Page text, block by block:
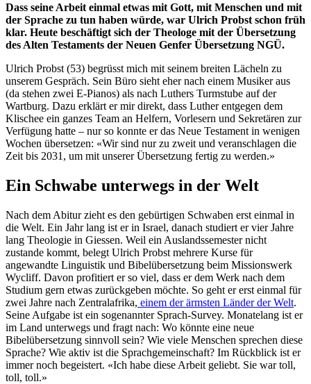
Dass seine Arbeit einmal etwas mit Gott, mit Menschen und mit
der Sprache zu tun haben würde, war Ulrich Probst schon früh
klar. Heute beschäftigt sich der Theologe mit der Übersetzung
des Alten Testaments der Neuen Genfer Übersetzung NGÜ.
Ulrich Probst (53) begrüsst mich mit seinem breiten Lächeln zu
unserem Gespräch. Sein Büro sieht eher nach einem Musiker aus
(da stehen zwei E-Pianos) als nach Luthers Turmstube auf der
Wartburg. Dazu erklärt er mir direkt, dass Luther entgegen dem
Klischee ein ganzes Team an Helfern, Vorlesern und Sekretären zur
Verfügung hatte – nur so konnte er das Neue Testament in wenigen
Wochen übersetzen: «Wir sind nur zu zweit und veranschlagen die
Zeit bis 2031, um mit unserer Übersetzung fertig zu werden.»
Ein Schwabe unterwegs in der Welt
Nach dem Abitur zieht es den gebürtigen Schwaben erst einmal in
die Welt. Ein Jahr lang ist er in Israel, danach studiert er vier Jahre
lang Theologie in Giessen. Weil ein Auslandssemester nicht
zustande kommt, belegt Ulrich Probst mehrere Kurse für
angewandte Linguistik und Bibelübersetzung beim Missionswerk
Wycliff. Davon profitiert er so viel, dass er dem Werk nach dem
Studium gern etwas zurückgeben möchte. So geht er erst einmal für
zwei Jahre nach Zentralafrika, einem der ärmsten Länder der Welt.
Seine Aufgabe ist ein sogenannter Sprach-Survey. Monatelang ist er
im Land unterwegs und fragt nach: Wo könnte eine neue
Bibelübersetzung sinnvoll sein? Wie viele Menschen sprechen diese
Sprache? Wie aktiv ist die Sprachgemeinschaft? Im Rückblick ist er
immer noch begeistert. «Ich habe diese Arbeit geliebt. Sie war toll,
toll, toll.»